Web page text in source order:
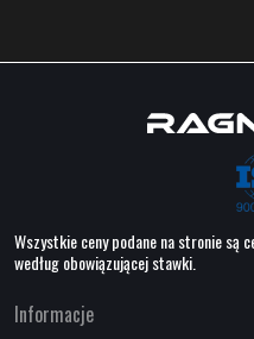
Wszystkie ceny podane na stronie są
według obowiązującej stawki.
Informacje